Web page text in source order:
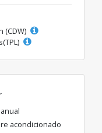
(CDW)
acondicionado